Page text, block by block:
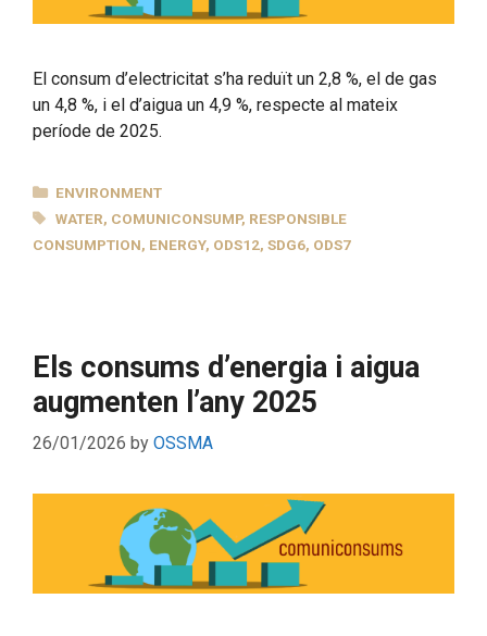
El consum d’electricitat s’ha reduït un 2,8 %, el de gas
un 4,8 %, i el d’aigua un 4,9 %, respecte al mateix
període de 2025.
CATEGORIES
ENVIRONMENT
TAGS
WATER, COMUNICONSUMP, RESPONSIBLE
CONSUMPTION, ENERGY, ODS12, SDG6, ODS7
Els consums d’energia i aigua
augmenten l’any 2025
26/01/2026 by OSSMA